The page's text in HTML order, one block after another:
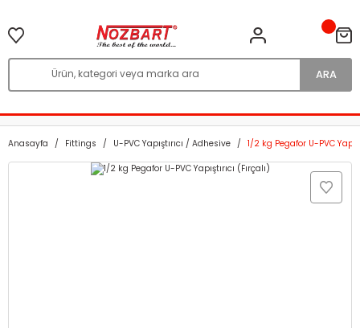
ARA
Anasayfa Fittings U-PVC Yapıştırıcı / Adhesive 1/2 kg Pegafor U-PVC